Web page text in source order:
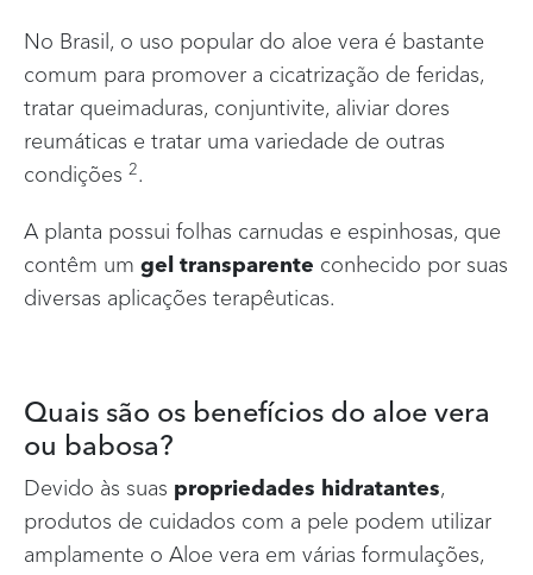
No Brasil, o uso popular do aloe vera é bastante
comum para promover a cicatrização de feridas,
tratar queimaduras, conjuntivite, aliviar dores
reumáticas e tratar uma variedade de outras
condições 2.
A planta possui folhas carnudas e espinhosas, que
contêm um gel transparente conhecido por suas
diversas aplicações terapêuticas.
Quais são os benefícios do aloe vera
ou babosa?
Devido às suas propriedades hidratantes,
produtos de cuidados com a pele podem utilizar
amplamente o Aloe vera em várias formulações,